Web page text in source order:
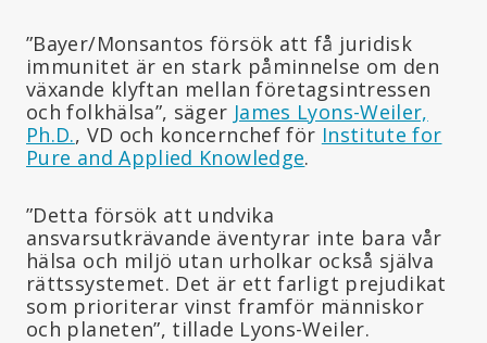
”Bayer/Monsantos försök att få juridisk
immunitet är en stark påminnelse om den
växande klyftan mellan företagsintressen
och folkhälsa”, säger James Lyons-Weiler,
Ph.D., VD och koncernchef för Institute for
Pure and Applied Knowledge.
”Detta försök att undvika
ansvarsutkrävande äventyrar inte bara vår
hälsa och miljö utan urholkar också själva
rättssystemet. Det är ett farligt prejudikat
som prioriterar vinst framför människor
och planeten”, tillade Lyons-Weiler.